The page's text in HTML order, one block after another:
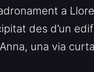
a
des d’un
una via